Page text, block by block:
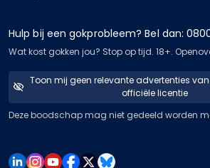
Hulp bij een gokprobleem? Bel dan:
Wat kost gokken jou? Stop op tijd. 18+.
Toon mij geen relevante advertenties
officiële licentie
Deze boodschap mag niet gedeeld worden